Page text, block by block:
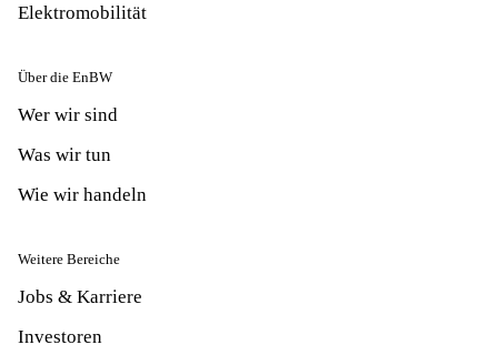
Elektromobilität
Über die EnBW
Wer wir sind
Was wir tun
Wie wir handeln
Weitere Bereiche
Jobs & Karriere
Investoren